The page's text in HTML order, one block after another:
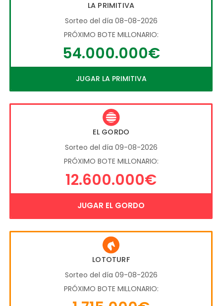
LA PRIMITIVA
Sorteo del día 08-08-2026
PRÓXIMO BOTE MILLONARIO:
54.000.000€
JUGAR LA PRIMITIVA
EL GORDO
Sorteo del día 09-08-2026
PRÓXIMO BOTE MILLONARIO:
12.600.000€
JUGAR EL GORDO
LOTOTURF
Sorteo del día 09-08-2026
PRÓXIMO BOTE MILLONARIO: